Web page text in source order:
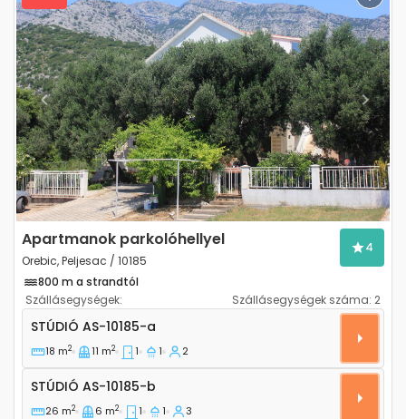
Previous Next
Apartmanok parkolóhellyel
Orebic, Peljesac / 10185
4
800 m a strandtól
Szállásegységek:
Szállásegységek száma: 2
Stúdió apartman Orebic (Peljesac) AS-10185-a
STÚDIÓ AS-10185-a
18 m2 11 m2 1 1 2
Stúdió AS-10185-b
STÚDIÓ AS-10185-b
26 m2 6 m2 1 1 3